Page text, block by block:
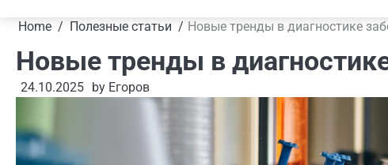
Home Полезные статьи Новые тренды в диагностике
Новые тренды в
24.10.2025 by Егоров